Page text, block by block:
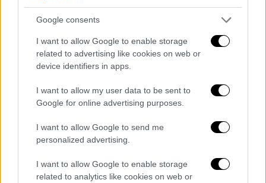
Google consents
I want to allow Google to enable storage
related to advertising like cookies on web or
device identifiers in apps.
I want to allow my user data to be sent to
Google for online advertising purposes.
I want to allow Google to send me
personalized advertising.
I want to allow Google to enable storage
related to analytics like cookies on web or
Η ενεργοποίηση του μηχανισμού είχε ως
αποτέλεσμα την άμεση ακινητοποίηση του
συρμού, ενώ παράλληλα δημιουργήθηκε
καπνός, γεγονός που προκάλεσε ανησυχία
εταιρεία, η γυναίκα θα μπορούσε να
αποβιβαστεί κανονικά από τον συρμό όταν
αυτός βρισκόταν σε στάση και με τις θύρες
ανοιχτές, ωστόσο επέλεξε να ενεργοποιήσει
τον μηχανισμό αφού ο συρμός είχε ήδη
ξεκινήσει την πορεία του.